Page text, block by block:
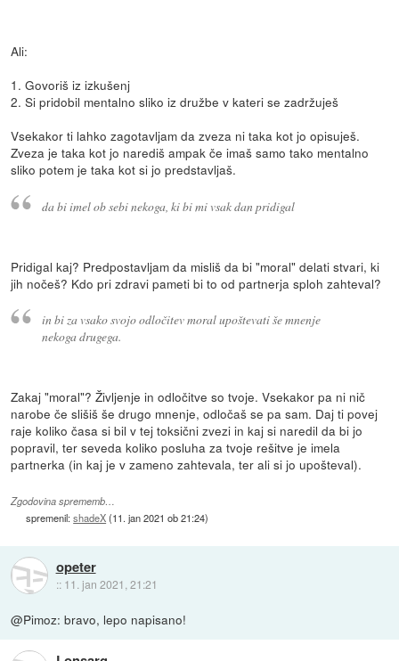
Ali:
1. Govoriš iz izkušenj
2. Si pridobil mentalno sliko iz družbe v kateri se zadržuješ
Vsekakor ti lahko zagotavljam da zveza ni taka kot jo opisuješ.
Zveza je taka kot jo narediš ampak če imaš samo tako mentalno
sliko potem je taka kot si jo predstavljaš.
da bi imel ob sebi nekoga, ki bi mi vsak dan pridigal
Pridigal kaj? Predpostavljam da misliš da bi "moral" delati stvari, ki
jih nočeš? Kdo pri zdravi pameti bi to od partnerja sploh zahteval?
in bi za vsako svojo odločitev moral upoštevati še mnenje
nekoga drugega.
Zakaj "moral"? Življenje in odločitve so tvoje. Vsekakor pa ni nič
narobe če slišiš še drugo mnenje, odločaš se pa sam. Daj ti povej
raje koliko časa si bil v tej toksični zvezi in kaj si naredil da bi jo
popravil, ter seveda koliko posluha za tvoje rešitve je imela
partnerka (in kaj je v zameno zahtevala, ter ali si jo upošteval).
Zgodovina sprememb…
spremenil:shadeX(11. jan 2021 ob 21:24)
opeter
:: 11. jan 2021, 21:21
@Pimoz: bravo, lepo napisano!